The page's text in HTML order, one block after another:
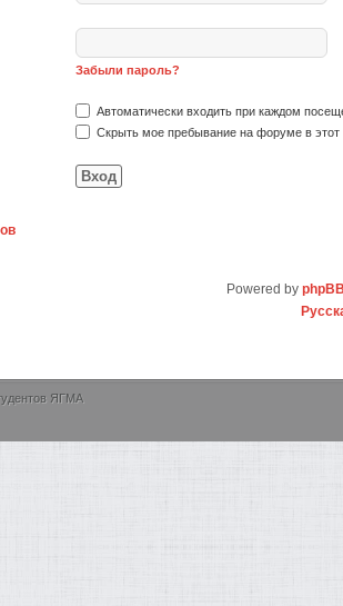
Забыли пароль?
Автоматически входить при каждом
Скрыть мое пребывание на форуме в этот
Powered by
ЯГМА